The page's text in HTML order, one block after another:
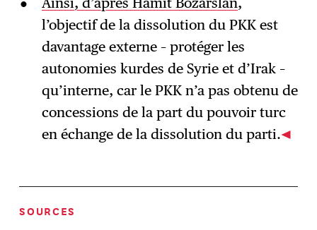
l’objectif de la dissolution du PKK est
davantage externe – protéger les
autonomies kurdes de Syrie et d’Irak –
qu’interne, car le PKK n’a pas obtenu de
concessions de la part du pouvoir turc
en échange de la dissolution du parti.
SOURCES